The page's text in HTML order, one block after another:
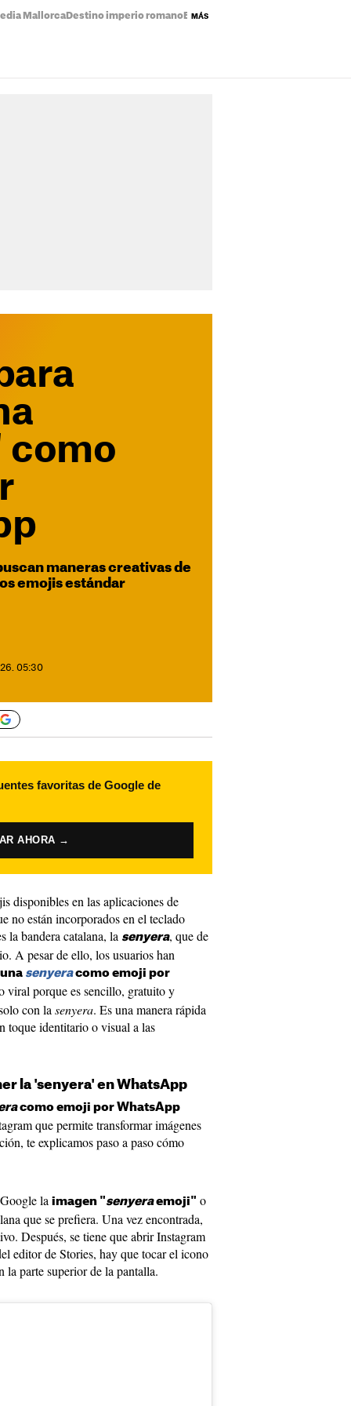
Mallorca Destino imperio romano Eclipse solar mapa
MÁS
como
maneras creativas de
emojis estándar
05:30
favoritas de Google de
AHORA →
disponibles en las aplicaciones de
no están incorporados en el teclado
la bandera catalana, la senyera, que de
A pesar de ello, los usuarios han
senyeracomo emoji por
viral porque es sencillo, gratuito y
con la senyera. Es una manera rápida
toque identitario o visual a las
la 'senyera' en WhatsApp
como emoji por WhatsApp
que permite transformar imágenes
te explicamos paso a paso cómo
la imagen "senyeraemoji" o
que se prefiera. Una vez encontrada,
Después, se tiene que abrir Instagram
editor de Stories, hay que tocar el icono
la parte superior de la pantalla.